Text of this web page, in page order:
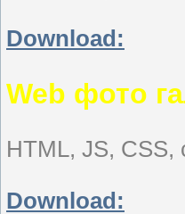
Download:
Web фото
HTML, JS, CSS,
Download: